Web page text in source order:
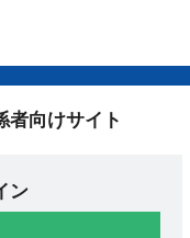
向けサイト
ン